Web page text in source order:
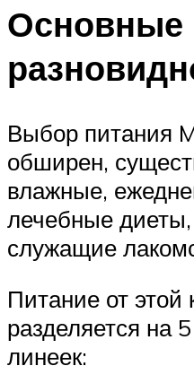
Основные
Выбор питания
обширен,
влажные,
лечебные
служащие
Питание от этой
разделяется на
линеек: